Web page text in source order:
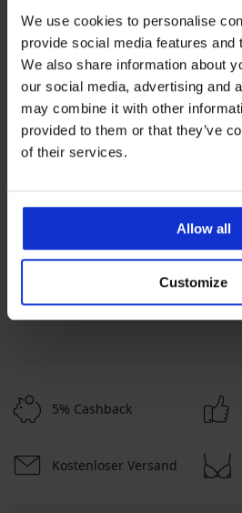
We use cookies to personalise
provide social media features and
We also share information about
our social media, advertising and
may combine it with other
provided to them or that they’ve
of their services.
Allow all
Customize
Astratex
MONA QUEEN lady B
Die meistgewählten Farben
Beige
Schwarz Gelb Orange
Die meistgewählten Größen
5% Cashback
Kostenloser Versand